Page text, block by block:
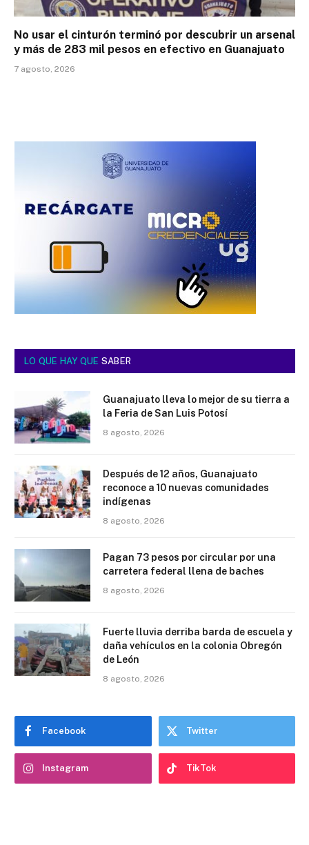
No usar el cinturón terminó por descubrir un arsenal
y más de 283 mil pesos en efectivo en Guanajuato
7 agosto, 2026
LO QUE HAY QUE SABER
Guanajuato lleva lo mejor de su tierra a
la Feria de San Luis Potosí
8 agosto, 2026
Después de 12 años, Guanajuato
reconoce a 10 nuevas comunidades
indígenas
8 agosto, 2026
Pagan 73 pesos por circular por una
carretera federal llena de baches
8 agosto, 2026
Fuerte lluvia derriba barda de escuela y
daña vehículos en la colonia Obregón
de León
8 agosto, 2026
Facebook Twitter
Instagram TikTok